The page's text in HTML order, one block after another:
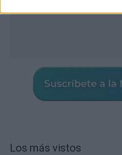
Los más vistos